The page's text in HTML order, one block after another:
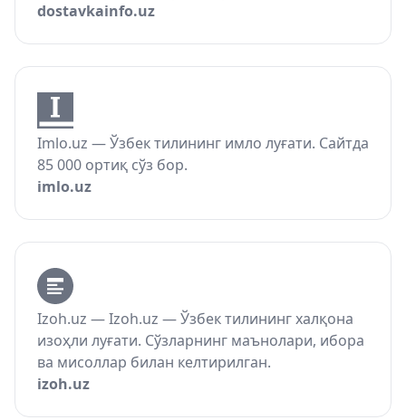
dostavkainfo.uz
Imlo.uz — Ўзбек тилининг имло луғати. Сайтда
85 000 ортиқ сўз бор.
imlo.uz
Izoh.uz — Izoh.uz — Ўзбек тилининг халқона
изоҳли луғати. Сўзларнинг маънолари, ибора
ва мисоллар билан келтирилган.
izoh.uz